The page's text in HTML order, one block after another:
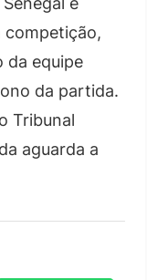
competição,
da equipe
da partida.
Tribunal
aguarda a